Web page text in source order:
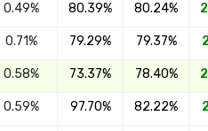
80.24%
80.39%
0.49%
79.37%
79.29%
0.71%
78.40%
73.37%
0.58%
82.22%
97.70%
0.59%